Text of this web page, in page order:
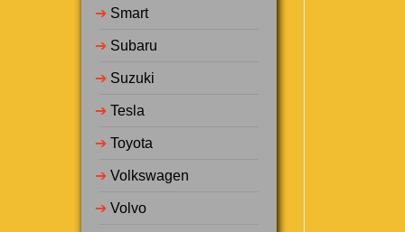
➔ Smart
➔ Subaru
➔ Suzuki
➔ Tesla
➔ Toyota
➔ Volkswagen
➔ Volvo